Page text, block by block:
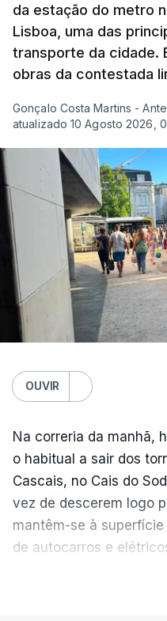
São os dados do mais
Copernicus, o sistema
do programa espacial
no Centro Europeu de
terceiro mês
Europa Ocidental,
combinada de junho e
para a região”.
da estação do metro
Lisboa, uma das
transporte da cidade.
obras da contestada
Gonçalo Costa Martins -
atualizado 10 Agosto 2026,
OUVIR
Na correria da manhã,
o habitual a sair dos
Cascais, no Cais do
vez de descerem logo
mantêm-se à
de autocarros e